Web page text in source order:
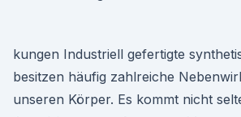
kungen Industriell gefertigte
besitzen häufig zahlreiche
unseren Körper. Es kommt nicht